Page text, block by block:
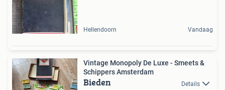
Hellendoorn Vandaag
Vintage Monopoly De Luxe - Smeets &
Schippers Amsterdam
Bieden Details